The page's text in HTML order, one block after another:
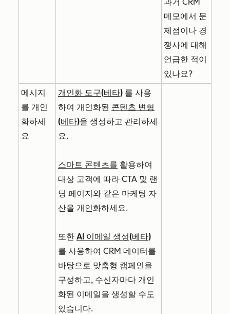
메모에서 문
제점이나 경
쟁사에 대해
언급한 적이
있나요?
메시지
를 개인
화하세
요
개인화 도구(베타) 를 사용
하여 개인화된 콘텐츠 변형
(베타)을 생성하고 관리하세
요.
스마트 콘텐츠를 활용하여
대상 고객에 따라 CTA 및 랜
딩 페이지와 같은 마케팅 자
산을 개인화하세요.
또한 AI 이메일 생성(베타)
를 사용하여 CRM 데이터를
바탕으로 맞춤형 캠페인을
구성하고, 수신자마다 개인
화된 이메일을 생성할 수도
있습니다.